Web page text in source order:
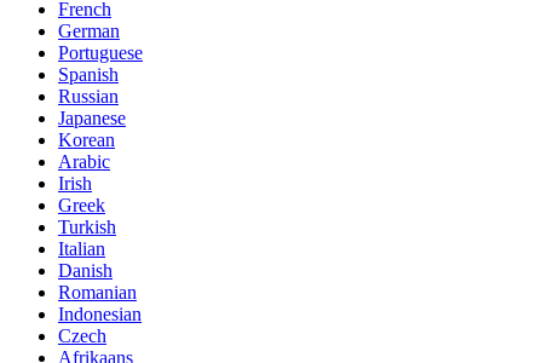
French
German
Portuguese
Spanish
Russian
Japanese
Korean
Arabic
Irish
Greek
Turkish
Italian
Danish
Romanian
Indonesian
Czech
Afrikaans